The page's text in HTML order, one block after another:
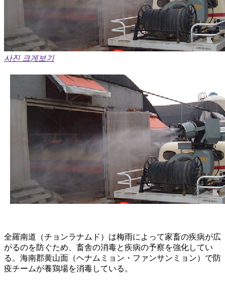
사진 크게보기
全羅南道（チョンラナムド）は梅雨によって家畜の疾病が広
がるのを防ぐため、畜舎の消毒と疾病の予察を強化してい
る。海南郡黄山面（ヘナムミョン・ファンサンミョン）で防
疫チームが養鶏場を消毒している。